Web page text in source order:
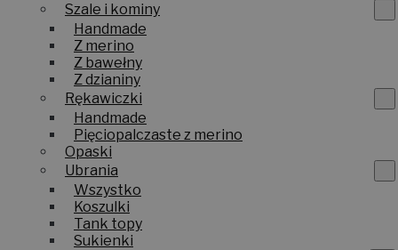
Szale i kominy
Handmade
Z merino
Z bawełny
Z dzianiny
Rękawiczki
Handmade
Pięciopalczaste z merino
Opaski
Ubrania
Wszystko
Koszulki
Tank topy
Sukienki